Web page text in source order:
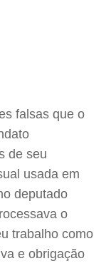
falsas que o
de seu
usada em
deputado
o
trabalho como
e obrigação